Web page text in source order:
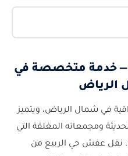
— خدمة متخصصة في
الرياض
في شمال الرياض، ويتميز
ومجمعاته المغلقة التي
نقل عفش حي الربيع من